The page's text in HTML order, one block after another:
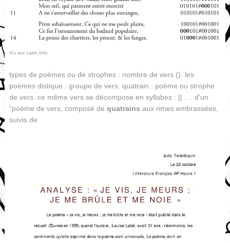
Vu sur cairn.info
types de poèmes ou de strophes : nombre de vers (). les
poèmes distique : groupe de vers. quatrain : poème ou strophe
de vers. ce même vers se décompose en syllabes : || . .. d'un
"poème de vers, composé de quatrains aux rimes embrassées,
suivis de